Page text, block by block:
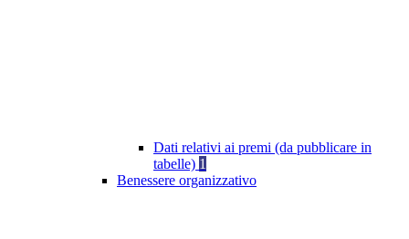
Dati relativi ai premi (da pubblicare in
tabelle) 1
Benessere organizzativo